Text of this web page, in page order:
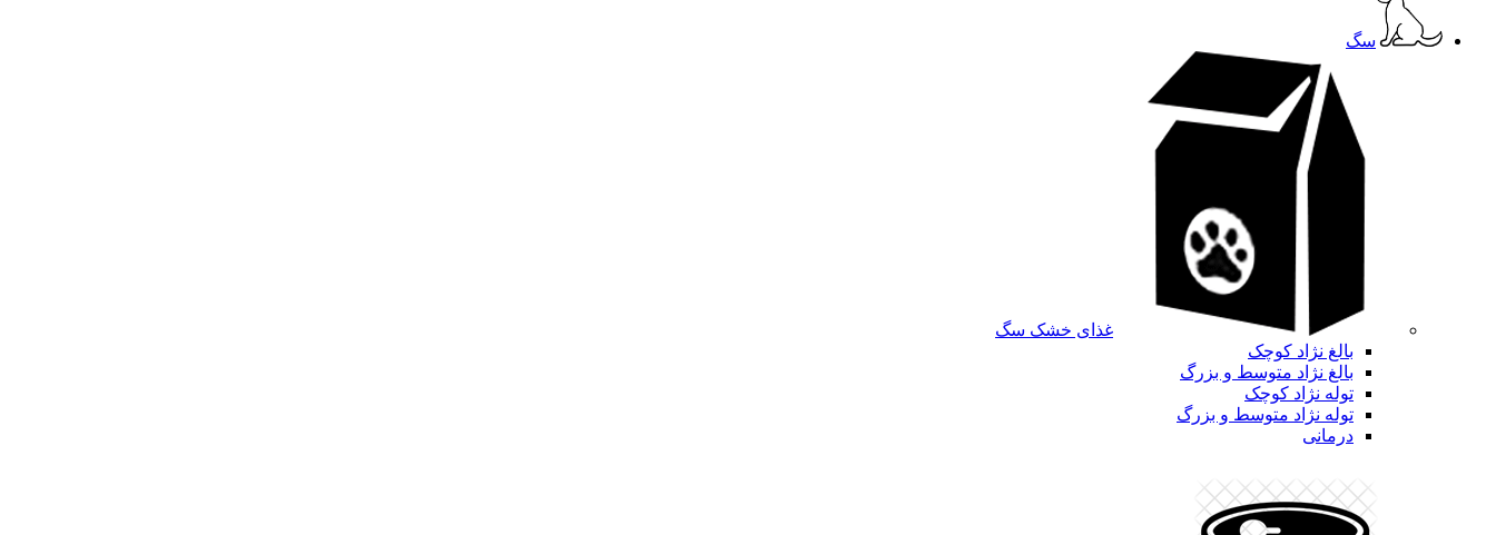
سگ
غذای خشک سگ
بالغ نژاد کوچک
بالغ نژاد متوسط و بزرگ
توله نژاد کوچک
توله نژاد متوسط و بزرگ
درمانی